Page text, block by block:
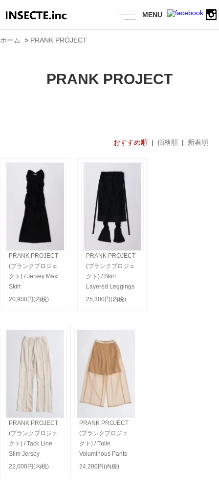
MENU
ホーム > PRANK PROJECT
PRANK PROJECT
おすすめ順| 価格順| 新着順
PRANK PROJECT
(プランクプロジェ
クト) / Jersey Maxi
Skirt
20,900円(内税)
PRANK PROJECT
(プランクプロジェ
クト) / Skirt
Layered Leggings
25,300円(内税)
PRANK PROJECT
(プランクプロジェ
クト) / Tack Line
Slim Jersey
22,000円(内税)
PRANK PROJECT
(プランクプロジェ
クト) / Tulle
Voluminous Pants
24,200円(内税)